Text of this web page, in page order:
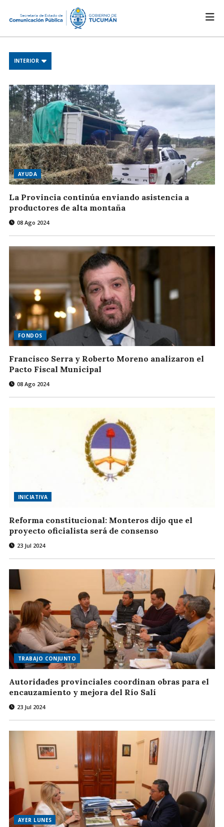
INTERIOR
AYUDA
La Provincia continúa enviando asistencia a
productores de alta montaña
08 Ago 2024
FONDOS
Francisco Serra y Roberto Moreno analizaron el
Pacto Fiscal Municipal
08 Ago 2024
INICIATIVA
Reforma constitucional: Monteros dijo que el
proyecto oficialista será de consenso
23 Jul 2024
TRABAJO CONJUNTO
Autoridades provinciales coordinan obras para el
encauzamiento y mejora del Río Salí
23 Jul 2024
AYER LUNES